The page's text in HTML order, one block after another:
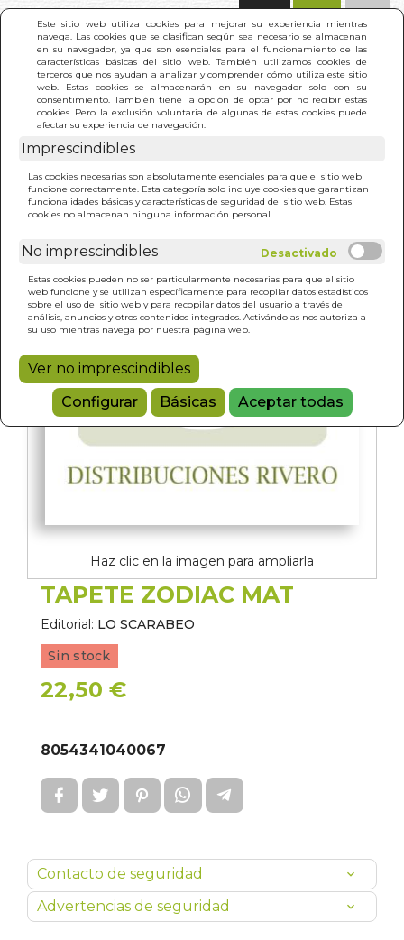
Este sitio web utiliza cookies para mejorar su experiencia mientras
navega. Las cookies que se clasifican según sea necesario se almacenan
en su navegador, ya que son esenciales para el funcionamiento de las
características básicas del sitio web. También utilizamos cookies de
terceros que nos ayudan a analizar y comprender cómo utiliza este sitio
web. Estas cookies se almacenarán en su navegador solo con su
consentimiento. También tiene la opción de optar por no recibir estas
cookies. Pero la exclusión voluntaria de algunas de estas cookies puede
afectar su experiencia de navegación.
Imprescindibles
Las cookies necesarias son absolutamente esenciales para que el sitio web
funcione correctamente. Esta categoría solo incluye cookies que garantizan
funcionalidades básicas y características de seguridad del sitio web. Estas
cookies no almacenan ninguna información personal.
No imprescindibles
Estas cookies pueden no ser particularmente necesarias para que el sitio
web funcione y se utilizan específicamente para recopilar datos estadísticos
sobre el uso del sitio web y para recopilar datos del usuario a través de
análisis, anuncios y otros contenidos integrados. Activándolas nos autoriza a
su uso mientras navega por nuestra página web.
Ver no imprescindibles
Configurar
Básicas Aceptar todas
INICIO > TAPETE ZODIAC MAT
Haz clic en la imagen para ampliarla
TAPETE ZODIAC MAT
Editorial: LO SCARABEO
Sin stock
22,50 €
8054341040067
Contacto de seguridad
Advertencias de seguridad